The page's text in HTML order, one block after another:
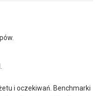
i oczekiwań. Benchmarki